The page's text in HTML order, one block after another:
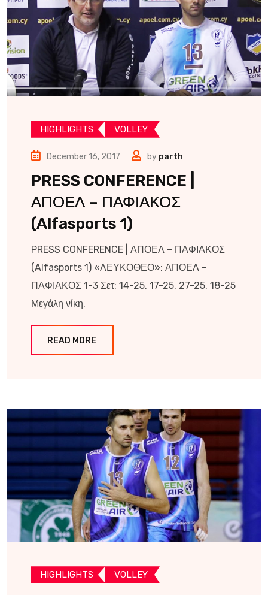
HIGHLIGHTS VOLLEY
December 16, 2017 by parth
PRESS CONFERENCE |
ΑΠΟΕΛ – ΠΑΦΙΑΚΟΣ
(Alfasports 1)
PRESS CONFERENCE | ΑΠΟΕΛ – ΠΑΦΙΑΚΟΣ
(Alfasports 1) «ΛΕΥΚΟΘΕΟ»: ΑΠΟΕΛ –
ΠΑΦΙΑΚΟΣ 1-3 Σετ: 14-25, 17-25, 27-25, 18-25
Μεγάλη νίκη.
READ MORE
HIGHLIGHTS VOLLEY